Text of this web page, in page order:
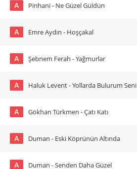
A Pinhani - Ne Güzel Güldün
A Emre Aydın - Hoşçakal
A Şebnem Ferah - Yağmurlar
A Haluk Levent - Yollarda Bulurum Seni
A Gökhan Türkmen - Çatı Katı
A Duman - Eski Köprünün Altında
A Duman - Senden Daha Güzel